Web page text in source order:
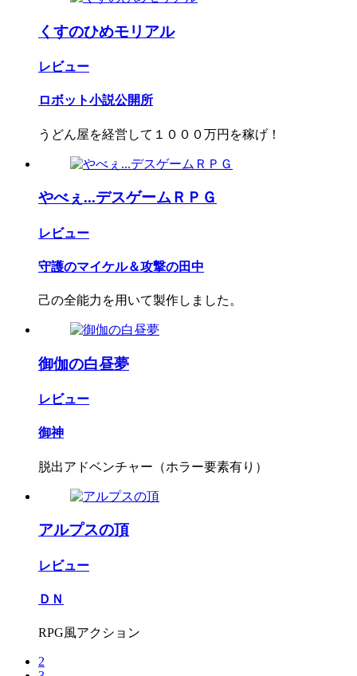
くすのひめモリアル
レビュー
ロボット小説公開所
うどん屋を経営して１０００万円を稼げ！
やべぇ...デスゲームＲＰＧ
レビュー
守護のマイケル＆攻撃の田中
己の全能力を用いて製作しました。
御伽の白昼夢
レビュー
御神
脱出アドベンチャー（ホラー要素有り）
アルプスの頂
レビュー
ＤＮ
RPG風アクション
2